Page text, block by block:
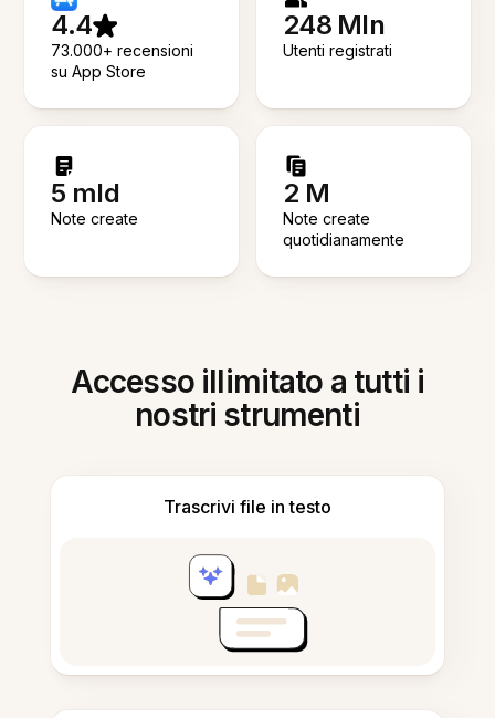
4.4
73.000+ recensioni
su App Store
248 Mln
Utenti registrati
5 mld
Note create
2 M
Note create
quotidianamente
Accesso illimitato a tutti i
nostri strumenti
Trascrivi file in testo